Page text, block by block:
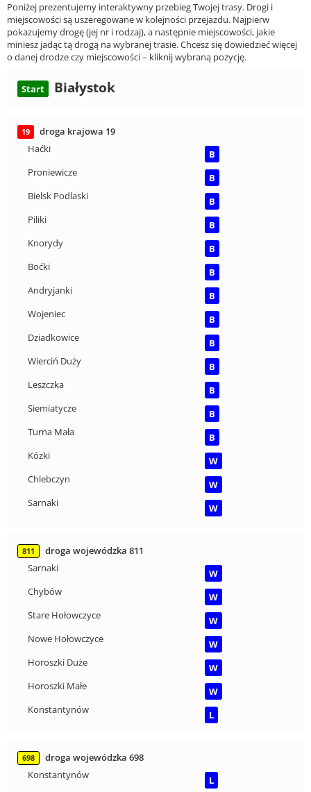
Poniżej prezentujemy interaktywny przebieg Twojej trasy. Drogi i
miejscowości są uszeregowane w kolejności przejazdu. Najpierw
pokazujemy drogę (jej nr i rodzaj), a następnie miejscowości, jakie
miniesz jadąc tą drogą na wybranej trasie. Chcesz się dowiedzieć więcej
o danej drodze czy miejscowości – kliknij wybraną pozycję.
Start Białystok
19
droga krajowa 19
Haćki
B
Proniewicze
B
Bielsk Podlaski
B
Piliki
B
Knorydy
B
Boćki
B
Andryjanki
B
Wojeniec
B
Dziadkowice
B
Wierciń Duży
B
Leszczka
B
Siemiatycze
B
Turna Mała
B
Kózki
W
Chlebczyn
W
Sarnaki
W
811
droga wojewódzka 811
Sarnaki
W
Chybów
W
Stare Hołowczyce
W
Nowe Hołowczyce
W
Horoszki Duże
W
Horoszki Małe
W
Konstantynów
L
698
droga wojewódzka 698
Konstantynów
L